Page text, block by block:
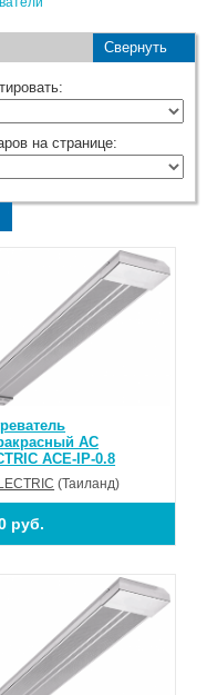
Свернуть
на странице:
AC
ACE-IP-0.8
(Таиланд)
руб.